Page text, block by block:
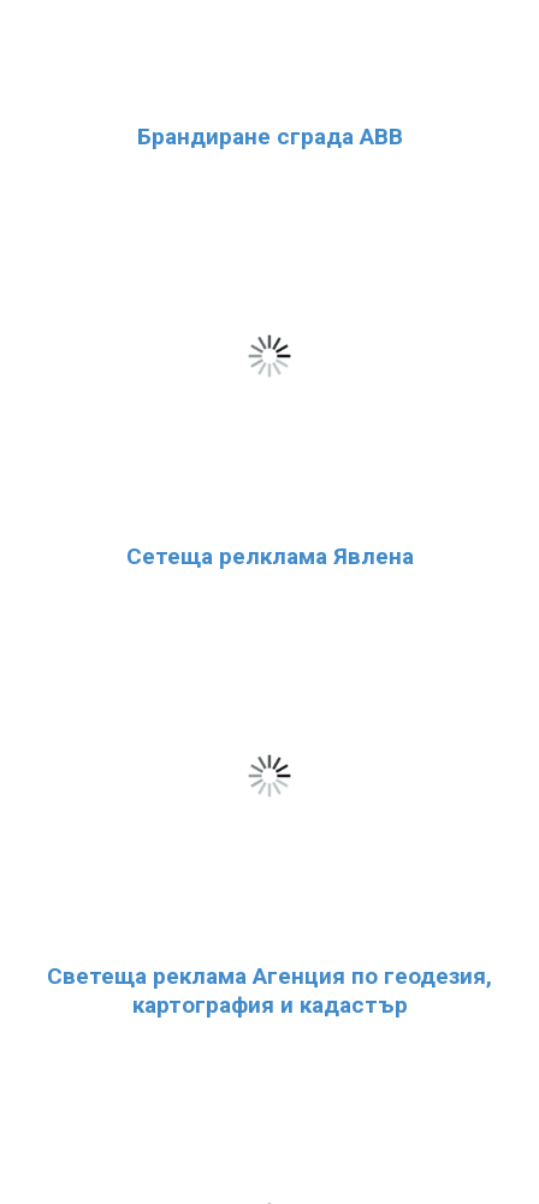
Брандиране сграда ABB
Сетеща релклама Явлена
Светеща реклама Агенция по геодезия,
картография и кадастър